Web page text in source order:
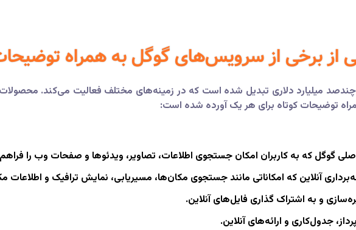
از برخی از سرویس‌های گوگل به همراه
چندصد میلیارد دلاری تبدیل شده است که در زمینه‌های مختلف فعالیت می‌کند.
توضیحات کوتاه برای هر یک آورده شده است:
گوگل که به کاربران امکان جستجوی اطلاعات، تصاویر، ویدئوها و صفحات وب را
آنلاین که امکاناتی مانند جستجوی مکان‌ها، مسیریابی، نمایش ترافیک و اطلاعات
و به اشتراک گذاری فایل‌های آنلاین.
جدول‌کاری و ارائه‌های آنلاین.